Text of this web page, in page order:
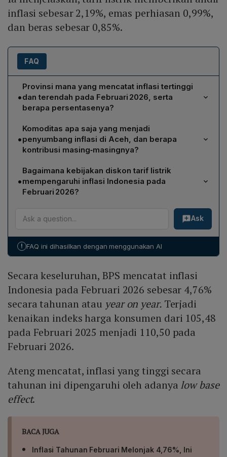
inflasi sebesar 2,19%, emas perhiasan 0,99%,
dan beras sebesar 0,85%.
FAQ
•
Provinsi mana yang mencatat inflasi tertinggi
dan terendah pada Februari 2026, serta
berapa persentasenya?
Menurut BPS, Aceh mencatat inflasi tertinggi dengan
angka 6,9 % sementara Papua Pegunungan memiliki
inflasi terendah sebesar 0,63 % pada Februari 2026.
•
Komoditas apa saja yang menjadi
penyumbang inflasi di Aceh, dan berapa
kontribusi masing‑masingnya?
Tiga komoditas penyumbang inflasi di Aceh adalah
listrik (kontribusi 2,19 %), emas perhiasan (0,99 %) dan
beras (0,85 %). Ketiganya bersama‑sama
•
Bagaimana kebijakan diskon tarif listrik
mempengaruhi inflasi Indonesia pada
Februari 2026?
Kebijakan diskon tarif listrik yang diterapkan pada
Januari‑Februari 2025 menurunkan IHK pada periode
menyumbang inflasi sebesar 2,19 % dan menjadi faktor
year on year.
Ask
! FAQ ini dihasilkan dengan menggunakan AI
Secara keseluruhan, BPS mencatat inflasi
Indonesia pada Februari 2026 sebesar 4,76%
secara tahunan atau year on year. Terjadi
kenaikan indeks harga konsumen dari 105,48
pada Februari 2025 menjadi 110,50 pada
Februari 2026.
Ateng mencatat, inflasi yang tinggi secara
tahunan ini dipengaruhi oleh adanya low base
effect.
BACA JUGA
Inflasi Tahunan Februari Melonjak 4,76%, Ini